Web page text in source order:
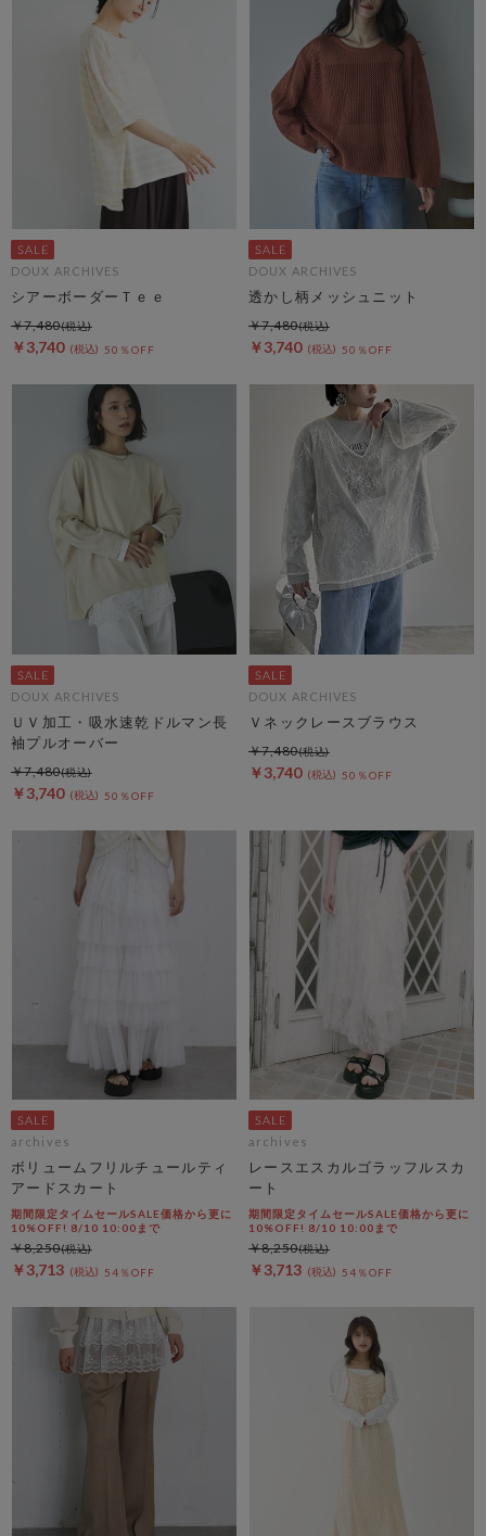
DOUX ARCHIVES
シアーボーダーＴｅｅ
￥3,740 50％OFF
￥7,480
DOUX ARCHIVES
透かし柄メッシュニット
￥3,740 50％OFF
￥7,480
DOUX ARCHIVES
ＵＶ加工・吸水速乾ドルマン長
袖プルオーバー
￥3,740 50％OFF
￥7,480
DOUX ARCHIVES
Ｖネックレースブラウス
￥3,740 50％OFF
￥7,480
archives
ボリュームフリルチュールティ
アードスカート
期間限定タイムセールSALE価格から更に
10%OFF! 8/10 10:00まで
￥3,713 54％OFF
￥8,250
archives
レースエスカルゴラッフルスカ
ート
期間限定タイムセールSALE価格から更に
10%OFF! 8/10 10:00まで
￥3,713 54％OFF
￥8,250